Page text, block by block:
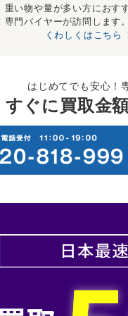
重い物や量が多い方におす
専門バイヤーが訪問します。
くわしくはこちら
はじめてでも安心！
すぐに買取金